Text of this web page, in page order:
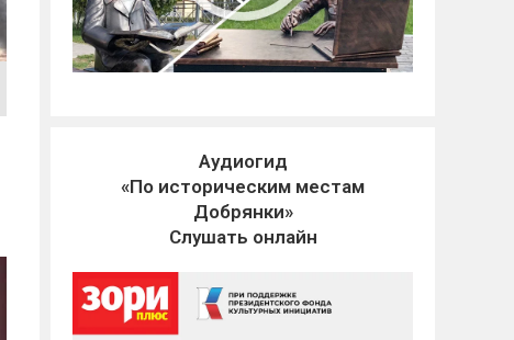
Аудиогид
«По историческим местам
Добрянки»
Слушать онлайн